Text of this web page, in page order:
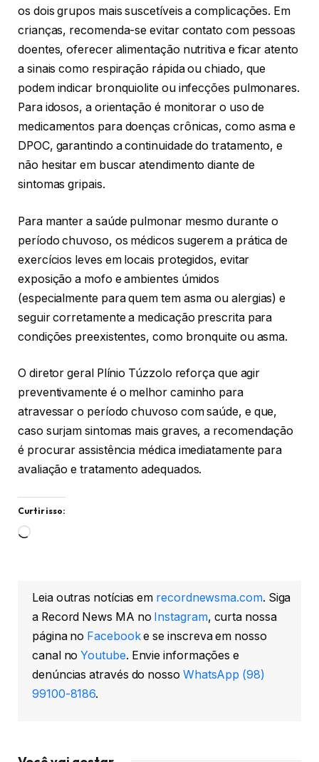
os dois grupos mais suscetíveis a complicações. Em
crianças, recomenda-se evitar contato com pessoas
doentes, oferecer alimentação nutritiva e ficar atento
a sinais como respiração rápida ou chiado, que
podem indicar bronquiolite ou infecções pulmonares.
Para idosos, a orientação é monitorar o uso de
medicamentos para doenças crônicas, como asma e
DPOC, garantindo a continuidade do tratamento, e
não hesitar em buscar atendimento diante de
sintomas gripais.
Para manter a saúde pulmonar mesmo durante o
período chuvoso, os médicos sugerem a prática de
exercícios leves em locais protegidos, evitar
exposição a mofo e ambientes úmidos
(especialmente para quem tem asma ou alergias) e
seguir corretamente a medicação prescrita para
condições preexistentes, como bronquite ou asma.
O diretor geral Plínio Túzzolo reforça que agir
preventivamente é o melhor caminho para
atravessar o período chuvoso com saúde, e que,
caso surjam sintomas mais graves, a recomendação
é procurar assistência médica imediatamente para
avaliação e tratamento adequados.
Curtir isso:
Carregando...
Leia outras notícias em recordnewsma.com. Siga
a Record News MA no Instagram, curta nossa
página no Facebooke se inscreva em nosso
canal noYoutube. Envie informações e
denúncias através do nosso WhatsApp (98)
99100-8186.